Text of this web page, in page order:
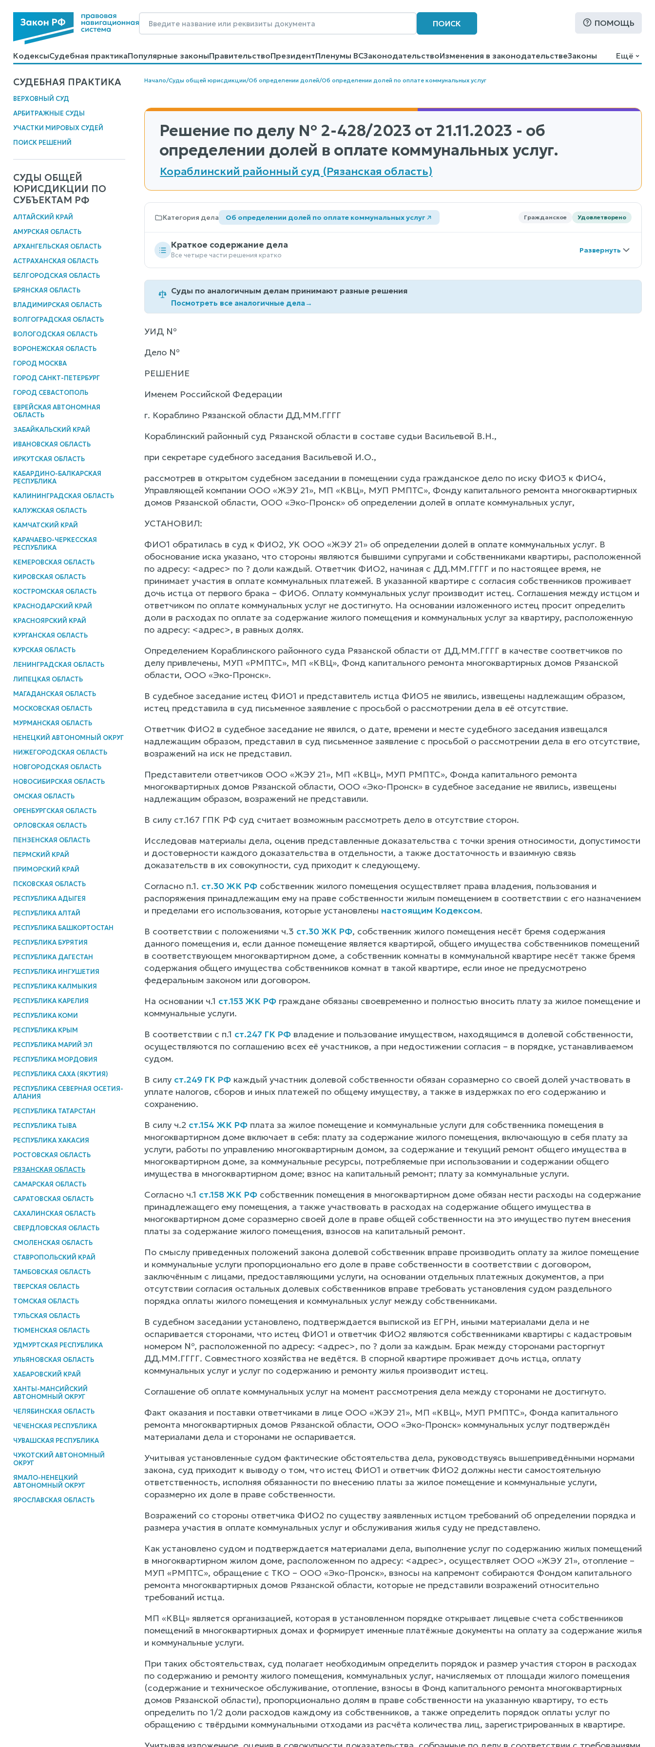
ПОИСК ПОМОЩЬ
КодексыСудебная практикаПопулярные законыПравительствоПрезидентПленумы ВСЗаконодательствоИзменения в законодательствеЗаконы
КалькуляторыСправочные материалыОбразцы договоровКонтактыПомощьПоиск
Ещё
СУДЕБНАЯ ПРАКТИКА
ВЕРХОВНЫЙ СУД
АРБИТРАЖНЫЕ СУДЫ
УЧАСТКИ МИРОВЫХ СУДЕЙ
ПОИСК РЕШЕНИЙ
СУДЫ ОБЩЕЙ
ЮРИСДИКЦИИ ПО
СУБЪЕКТАМ РФ
АЛТАЙСКИЙ КРАЙ
АМУРСКАЯ ОБЛАСТЬ
АРХАНГЕЛЬСКАЯ ОБЛАСТЬ
АСТРАХАНСКАЯ ОБЛАСТЬ
БЕЛГОРОДСКАЯ ОБЛАСТЬ
БРЯНСКАЯ ОБЛАСТЬ
ВЛАДИМИРСКАЯ ОБЛАСТЬ
ВОЛГОГРАДСКАЯ ОБЛАСТЬ
ВОЛОГОДСКАЯ ОБЛАСТЬ
ВОРОНЕЖСКАЯ ОБЛАСТЬ
ГОРОД МОСКВА
ГОРОД САНКТ-ПЕТЕРБУРГ
ГОРОД СЕВАСТОПОЛЬ
ЕВРЕЙСКАЯ АВТОНОМНАЯ
ОБЛАСТЬ
ЗАБАЙКАЛЬСКИЙ КРАЙ
ИВАНОВСКАЯ ОБЛАСТЬ
ИРКУТСКАЯ ОБЛАСТЬ
КАБАРДИНО-БАЛКАРСКАЯ
РЕСПУБЛИКА
КАЛИНИНГРАДСКАЯ ОБЛАСТЬ
КАЛУЖСКАЯ ОБЛАСТЬ
КАМЧАТСКИЙ КРАЙ
КАРАЧАЕВО-ЧЕРКЕССКАЯ
РЕСПУБЛИКА
КЕМЕРОВСКАЯ ОБЛАСТЬ
КИРОВСКАЯ ОБЛАСТЬ
КОСТРОМСКАЯ ОБЛАСТЬ
КРАСНОДАРСКИЙ КРАЙ
КРАСНОЯРСКИЙ КРАЙ
КУРГАНСКАЯ ОБЛАСТЬ
КУРСКАЯ ОБЛАСТЬ
ЛЕНИНГРАДСКАЯ ОБЛАСТЬ
ЛИПЕЦКАЯ ОБЛАСТЬ
МАГАДАНСКАЯ ОБЛАСТЬ
МОСКОВСКАЯ ОБЛАСТЬ
МУРМАНСКАЯ ОБЛАСТЬ
НЕНЕЦКИЙ АВТОНОМНЫЙ ОКРУГ
НИЖЕГОРОДСКАЯ ОБЛАСТЬ
НОВГОРОДСКАЯ ОБЛАСТЬ
НОВОСИБИРСКАЯ ОБЛАСТЬ
ОМСКАЯ ОБЛАСТЬ
ОРЕНБУРГСКАЯ ОБЛАСТЬ
ОРЛОВСКАЯ ОБЛАСТЬ
ПЕНЗЕНСКАЯ ОБЛАСТЬ
ПЕРМСКИЙ КРАЙ
ПРИМОРСКИЙ КРАЙ
ПСКОВСКАЯ ОБЛАСТЬ
РЕСПУБЛИКА АДЫГЕЯ
РЕСПУБЛИКА АЛТАЙ
РЕСПУБЛИКА БАШКОРТОСТАН
РЕСПУБЛИКА БУРЯТИЯ
РЕСПУБЛИКА ДАГЕСТАН
РЕСПУБЛИКА ИНГУШЕТИЯ
РЕСПУБЛИКА КАЛМЫКИЯ
РЕСПУБЛИКА КАРЕЛИЯ
РЕСПУБЛИКА КОМИ
РЕСПУБЛИКА КРЫМ
РЕСПУБЛИКА МАРИЙ ЭЛ
РЕСПУБЛИКА МОРДОВИЯ
РЕСПУБЛИКА САХА (ЯКУТИЯ)
РЕСПУБЛИКА СЕВЕРНАЯ ОСЕТИЯ-
АЛАНИЯ
РЕСПУБЛИКА ТАТАРСТАН
РЕСПУБЛИКА ТЫВА
РЕСПУБЛИКА ХАКАСИЯ
РОСТОВСКАЯ ОБЛАСТЬ
РЯЗАНСКАЯ ОБЛАСТЬ
САМАРСКАЯ ОБЛАСТЬ
САРАТОВСКАЯ ОБЛАСТЬ
САХАЛИНСКАЯ ОБЛАСТЬ
СВЕРДЛОВСКАЯ ОБЛАСТЬ
СМОЛЕНСКАЯ ОБЛАСТЬ
СТАВРОПОЛЬСКИЙ КРАЙ
ТАМБОВСКАЯ ОБЛАСТЬ
ТВЕРСКАЯ ОБЛАСТЬ
ТОМСКАЯ ОБЛАСТЬ
ТУЛЬСКАЯ ОБЛАСТЬ
ТЮМЕНСКАЯ ОБЛАСТЬ
УДМУРТСКАЯ РЕСПУБЛИКА
УЛЬЯНОВСКАЯ ОБЛАСТЬ
ХАБАРОВСКИЙ КРАЙ
ХАНТЫ-МАНСИЙСКИЙ
АВТОНОМНЫЙ ОКРУГ
ЧЕЛЯБИНСКАЯ ОБЛАСТЬ
ЧЕЧЕНСКАЯ РЕСПУБЛИКА
ЧУВАШСКАЯ РЕСПУБЛИКА
ЧУКОТСКИЙ АВТОНОМНЫЙ
ОКРУГ
ЯМАЛО-НЕНЕЦКИЙ
АВТОНОМНЫЙ ОКРУГ
ЯРОСЛАВСКАЯ ОБЛАСТЬ
Начало/Суды общей юрисдикции/Об определении долей/Об определении долей по оплате коммунальных услуг
Решение по делу № 2-428/2023 от 21.11.2023 - об
определении долей в оплате коммунальных услуг.
Кораблинский районный суд (Рязанская область)
Категория дела Об определении долей по оплате коммунальных услуг Гражданское Удовлетворено
Краткое содержание дела
Все четыре части решения кратко
Суды по аналогичным делам принимают разные решения
Посмотреть все аналогичные дела→
УИД №
Дело №
РЕШЕНИЕ
Именем Российской Федерации
г. Кораблино Рязанской области ДД.ММ.ГГГГ
Кораблинский районный суд Рязанской области в составе судьи Васильевой В.Н.,
при секретаре судебного заседания Васильевой И.О.,
рассмотрев в открытом судебном заседании в помещении суда гражданское дело по иску ФИО3 к ФИО4,
Управляющей компании ООО «ЖЭУ 21», МП «КВЦ», МУП РМПТС», Фонду капитального ремонта многоквартирных
домов Рязанской области, ООО «Эко-Пронск» об определении долей в оплате коммунальных услуг,
УСТАНОВИЛ:
ФИО1 обратилась в суд к ФИО2, УК ООО «ЖЭУ 21» об определении долей в оплате коммунальных услуг. В
обоснование иска указано, что стороны являются бывшими супругами и собственниками квартиры, расположенной
по адресу: <адрес> по ? доли каждый. Ответчик ФИО2, начиная с ДД.ММ.ГГГГ и по настоящее время, не
принимает участия в оплате коммунальных платежей. В указанной квартире с согласия собственников проживает
дочь истца от первого брака – ФИО6. Оплату коммунальных услуг производит истец. Соглашения между истцом и
ответчиком по оплате коммунальных услуг не достигнуто. На основании изложенного истец просит определить
доли в расходах по оплате за содержание жилого помещения и коммунальных услуг за квартиру, расположенную
по адресу: <адрес>, в равных долях.
Определением Кораблинского районного суда Рязанской области от ДД.ММ.ГГГГ в качестве соответчиков по
делу привлечены, МУП «РМПТС», МП «КВЦ», Фонд капитального ремонта многоквартирных домов Рязанской
области, ООО «Эко-Пронск».
В судебное заседание истец ФИО1 и представитель истца ФИО5 не явились, извещены надлежащим образом,
истец представила в суд письменное заявление с просьбой о рассмотрении дела в её отсутствие.
Ответчик ФИО2 в судебное заседание не явился, о дате, времени и месте судебного заседания извещался
надлежащим образом, представил в суд письменное заявление с просьбой о рассмотрении дела в его отсутствие,
возражений на иск не представил.
Представители ответчиков ООО «ЖЭУ 21», МП «КВЦ», МУП РМПТС», Фонда капитального ремонта
многоквартирных домов Рязанской области, ООО «Эко-Пронск» в судебное заседание не явились, извещены
надлежащим образом, возражений не представили.
В силу ст.167 ГПК РФ суд считает возможным рассмотреть дело в отсутствие сторон.
Исследовав материалы дела, оценив представленные доказательства с точки зрения относимости, допустимости
и достоверности каждого доказательства в отдельности, а также достаточность и взаимную связь
доказательств в их совокупности, суд приходит к следующему.
Согласно п.1. ст.30 ЖК РФсобственник жилого помещения осуществляет права владения, пользования и
распоряжения принадлежащим ему на праве собственности жилым помещением в соответствии с его назначением
и пределами его использования, которые установлены настоящим Кодексом.
В соответствии с положениями ч.3 ст.30 ЖК РФ, собственник жилого помещения несёт бремя содержания
данного помещения и, если данное помещение является квартирой, общего имущества собственников помещений
в соответствующем многоквартирном доме, а собственник комнаты в коммунальной квартире несёт также бремя
содержания общего имущества собственников комнат в такой квартире, если иное не предусмотрено
федеральным законом или договором.
На основании ч.1 ст.153 ЖК РФграждане обязаны своевременно и полностью вносить плату за жилое помещение и
коммунальные услуги.
В соответствии с п.1 ст.247 ГК РФвладение и пользование имуществом, находящимся в долевой собственности,
осуществляются по соглашению всех её участников, а при недостижении согласия – в порядке, устанавливаемом
судом.
В силу ст.249 ГК РФкаждый участник долевой собственности обязан соразмерно со своей долей участвовать в
уплате налогов, сборов и иных платежей по общему имуществу, а также в издержках по его содержанию и
сохранению.
В силу ч.2 ст.154 ЖК РФплата за жилое помещение и коммунальные услуги для собственника помещения в
многоквартирном доме включает в себя: плату за содержание жилого помещения, включающую в себя плату за
услуги, работы по управлению многоквартирным домом, за содержание и текущий ремонт общего имущества в
многоквартирном доме, за коммунальные ресурсы, потребляемые при использовании и содержании общего
имущества в многоквартирном доме; взнос на капитальный ремонт; плату за коммунальные услуги.
Согласно ч.1 ст.158 ЖК РФсобственник помещения в многоквартирном доме обязан нести расходы на содержание
принадлежащего ему помещения, а также участвовать в расходах на содержание общего имущества в
многоквартирном доме соразмерно своей доле в праве общей собственности на это имущество путем внесения
платы за содержание жилого помещения, взносов на капитальный ремонт.
По смыслу приведенных положений закона долевой собственник вправе производить оплату за жилое помещение
и коммунальные услуги пропорционально его доле в праве собственности в соответствии с договором,
заключённым с лицами, предоставляющими услуги, на основании отдельных платежных документов, а при
отсутствии согласия остальных долевых собственников вправе требовать установления судом раздельного
порядка оплаты жилого помещения и коммунальных услуг между собственниками.
В судебном заседании установлено, подтверждается выпиской из ЕГРН, иными материалами дела и не
оспаривается сторонами, что истец ФИО1 и ответчик ФИО2 являются собственниками квартиры с кадастровым
номером №, расположенной по адресу: <адрес>, по ? доли за каждым. Брак между сторонами расторгнут
ДД.ММ.ГГГГ. Совместного хозяйства не ведётся. В спорной квартире проживает дочь истца, оплату
коммунальных услуг и услуг по содержанию и ремонту жилья производит истец.
Соглашение об оплате коммунальных услуг на момент рассмотрения дела между сторонами не достигнуто.
Факт оказания и поставки ответчиками в лице ООО «ЖЭУ 21», МП «КВЦ», МУП РМПТС», Фонда капитального
ремонта многоквартирных домов Рязанской области, ООО «Эко-Пронск» коммунальных услуг подтверждён
материалами дела и сторонами не оспаривается.
Учитывая установленные судом фактические обстоятельства дела, руководствуясь вышеприведёнными нормами
закона, суд приходит к выводу о том, что истец ФИО1 и ответчик ФИО2 должны нести самостоятельную
ответственность, исполняя обязанности по внесению платы за жилое помещение и коммунальные услуги,
соразмерно их доле в праве собственности.
Возражений со стороны ответчика ФИО2 по существу заявленных истцом требований об определении порядка и
размера участия в оплате коммунальных услуг и обслуживания жилья суду не представлено.
Как установлено судом и подтверждается материалами дела, выполнение услуг по содержанию жилых помещений
в многоквартирном жилом доме, расположенном по адресу: <адрес>, осуществляет ООО «ЖЭУ 21», отопление –
МУП «РМПТС», обращение с ТКО – ООО «Эко-Пронск», взносы на капремонт собираются Фондом капитального
ремонта многоквартирных домов Рязанской области, которые не представили возражений относительно
требований истца.
МП «КВЦ» является организацией, которая в установленном порядке открывает лицевые счета собственников
помещений в многоквартирных домах и формирует именные платёжные документы на оплату за содержание жилья
и коммунальные услуги.
При таких обстоятельствах, суд полагает необходимым определить порядок и размер участия сторон в расходах
по содержанию и ремонту жилого помещения, коммунальных услуг, начисляемых от площади жилого помещения
(содержание и техническое обслуживание, отопление, взносы в Фонд капитального ремонта многоквартирных
домов Рязанской области), пропорционально долям в праве собственности на указанную квартиру, то есть
определить по 1/2 доли расходов каждому из собственников, а также определить порядок оплаты услуг по
обращению с твёрдыми коммунальными отходами из расчёта количества лиц, зарегистрированных в квартире.